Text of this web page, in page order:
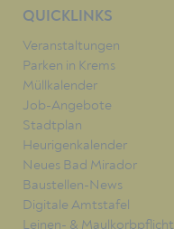
QUICKLINKS
Veranstaltungen
Parken in Krems
Müllkalender
Job-Angebote
Stadtplan
Heurigenkalender
Neues Bad Mirador
Baustellen-News
Digitale Amtstafel
Leinen- & Maulkorbpflicht